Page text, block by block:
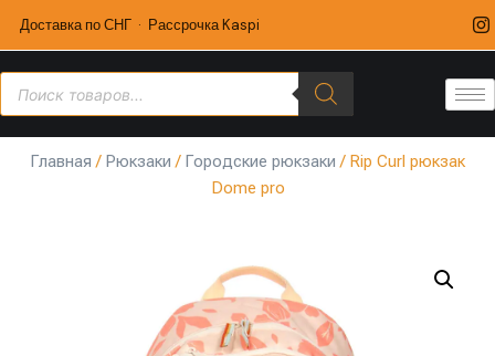
Доставка по СНГ · Рассрочка Kaspi
Главная / Рюкзаки / Городские рюкзаки / Rip Curl рюкзак
Dome pro